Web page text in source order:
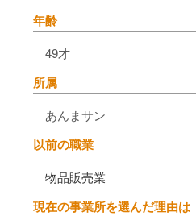
年齢
49才
所属
あんまサン
以前の職業
物品販売業
現在の事業所を選んだ理由は